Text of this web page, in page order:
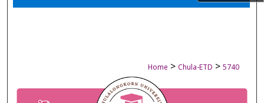
Home > Chula-ETD > 5740